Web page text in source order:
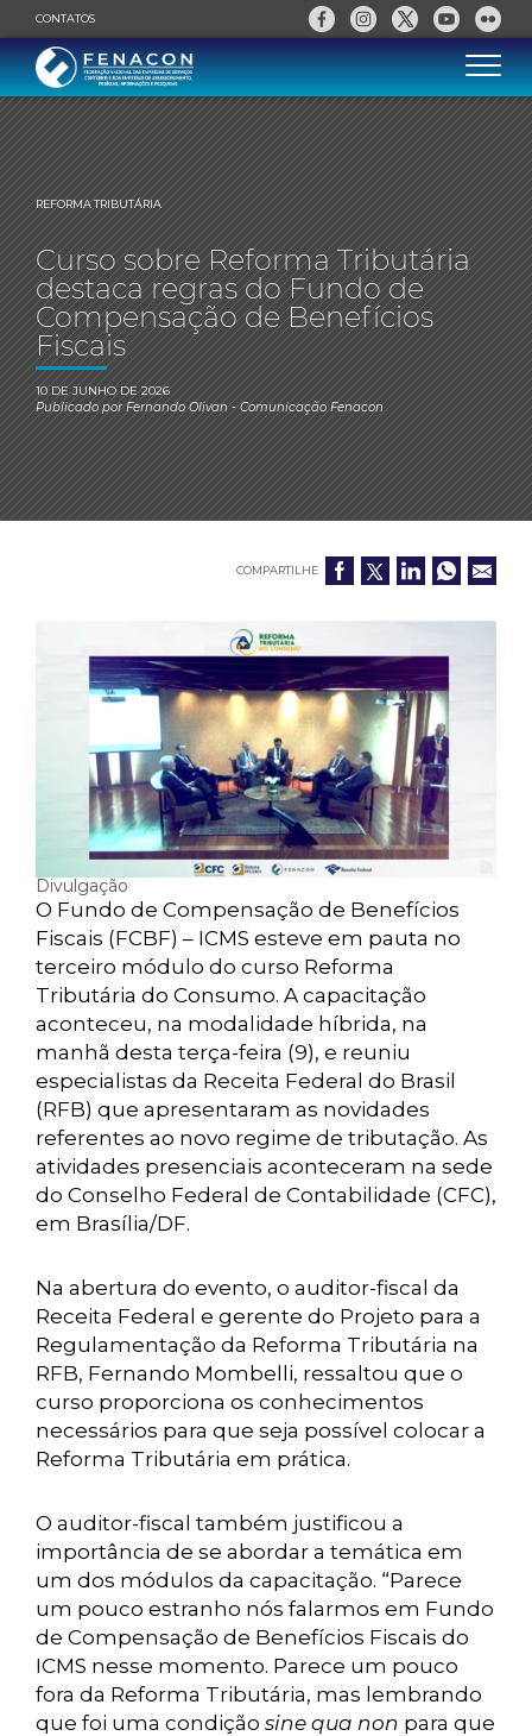
CONTATOS
REFORMA TRIBUTÁRIA
Curso sobre Reforma Tributária
destaca regras do Fundo de
Compensação de Benefícios
Fiscais
10 DE JUNHO DE 2026
Publicado porFernando Olivan- Comunicação Fenacon
COMPARTILHE
Divulgação
O Fundo de Compensação de Benefícios
Fiscais (FCBF) – ICMS esteve em pauta no
terceiro módulo do curso Reforma
Tributária do Consumo. A capacitação
aconteceu, na modalidade híbrida, na
manhã desta terça-feira (9), e reuniu
especialistas da Receita Federal do Brasil
(RFB) que apresentaram as novidades
referentes ao novo regime de tributação. As
atividades presenciais aconteceram na sede
do Conselho Federal de Contabilidade (CFC),
em Brasília/DF.
Na abertura do evento, o auditor-fiscal da
Receita Federal e gerente do Projeto para a
Regulamentação da Reforma Tributária na
RFB, Fernando Mombelli, ressaltou que o
curso proporciona os conhecimentos
necessários para que seja possível colocar a
Reforma Tributária em prática.
O auditor-fiscal também justificou a
importância de se abordar a temática em
um dos módulos da capacitação. “Parece
um pouco estranho nós falarmos em Fundo
de Compensação de Benefícios Fiscais do
ICMS nesse momento. Parece um pouco
fora da Reforma Tributária, mas lembrando
que foi uma condição sine qua non para que